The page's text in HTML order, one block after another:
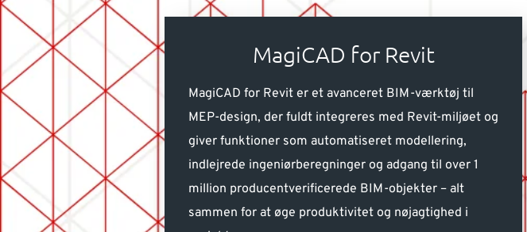
MagiCAD for Revit
MagiCAD for Revit er et avanceret BIM-værktøj til
MEP-design, der fuldt integreres med Revit-miljøet og
giver funktioner som automatiseret modellering,
indlejrede ingeniørberegninger og adgang til over 1
million producentverificerede BIM-objekter – alt
sammen for at øge produktivitet og nøjagtighed i